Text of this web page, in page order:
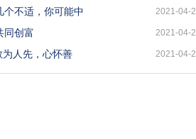
个不适，你可能中 2021-04-
同创富 2021-04-
为人先，心怀善 2021-04-